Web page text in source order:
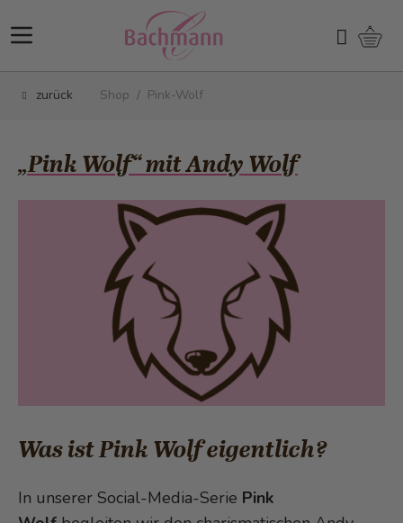
Suchen
zurück Shop / Pink-Wolf
„Pink Wolf“ mit Andy Wolf
Was ist Pink Wolf eigentlich?
In unserer Social-Media-Serie Pink